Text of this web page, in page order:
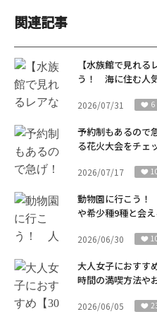
関連記事
【水族館で見れ
う！ 海に住む人
2026/07/31 6
予約制もあるので
る花火大会をチェ
2026/07/17
動物園に行こう！
や希少種9種と会
2026/06/30
大人女子におすす
時間の満喫方法や
2026/06/05